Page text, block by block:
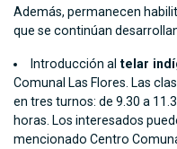
Además, permanecen
que se continúan
Introducción al telar
Comunal Las Flores. Las
en tres turnos: de 9.30 a
horas. Los interesados
mencionado Centro